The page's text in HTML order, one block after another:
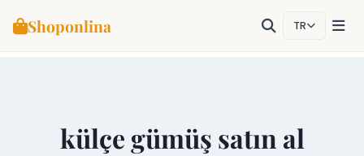
Shoponlina TR
külçe gümüş satın al